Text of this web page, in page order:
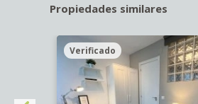
Propiedades similares
Verificado